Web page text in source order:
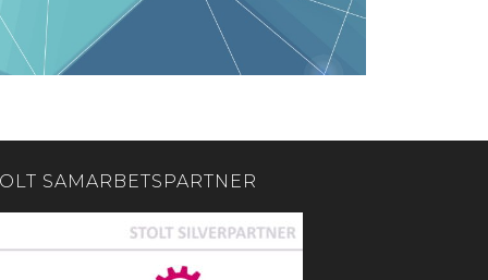
SAMARBETSPARTNER